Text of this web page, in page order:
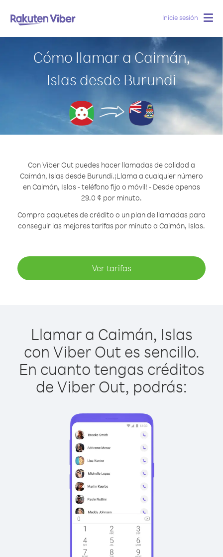
Inicie sesión
Cómo llamar a Caimán,
Islas desde Burundi
Con Viber Out puedes hacer llamadas de calidad a
Caimán, Islas desde Burundi.¡Llama a cualquier número
en Caimán, Islas - teléfono fijo o móvil! - Desde apenas
29.0 ¢ por minuto.
Compra paquetes de crédito o un plan de llamadas para
conseguir las mejores tarifas por minuto a Caimán, Islas.
Ver tarifas
Llamar a Caimán, Islas
con Viber Out es sencillo.
En cuanto tengas créditos
de Viber Out, podrás: